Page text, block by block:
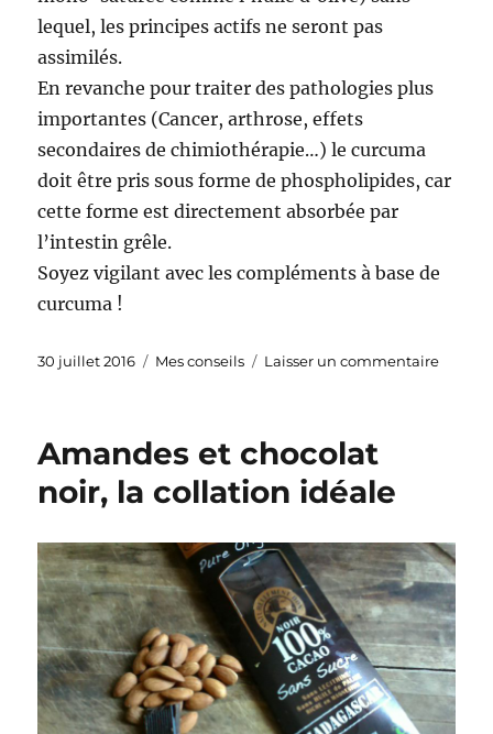
lequel, les principes actifs ne seront pas
assimilés.
En revanche pour traiter des pathologies plus
importantes (Cancer, arthrose, effets
secondaires de chimiothérapie…) le curcuma
doit être pris sous forme de phospholipides, car
cette forme est directement absorbée par
l’intestin grêle.
Soyez vigilant avec les compléments à base de
curcuma !
Publié
30 juillet 2016 Catégories
Mes conseils Laisser un commentairesur
Amandes et chocolat
noir, la collation idéale